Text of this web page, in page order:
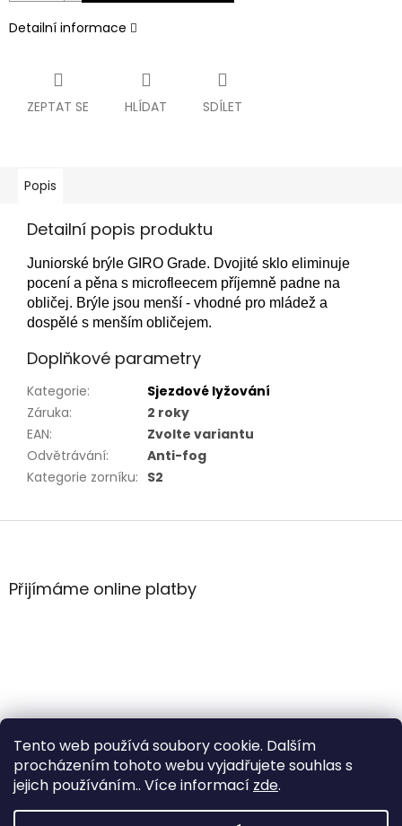
Tento web používá soubory cookie. Dalším
procházením tohoto webu vyjadřujete souhlas s
jejich používáním.. Více informací zde.
Detailní informace
ZEPTAT SE HLÍDAT SDÍLET
Popis
Detailní popis produktu
Juniorské brýle GIRO Grade. Dvojité sklo eliminuje
pocení a pěna s microfleecem příjemně padne na
obličej. Brýle jsou menší - vhodné pro mládež a
dospělé s menším obličejem.
Doplňkové parametry
Kategorie:
Sjezdové lyžování
Záruka:
2 roky
EAN:
Zvolte variantu
Odvětrávání:
Anti-fog
Kategorie zorníku: S2
Z
aPřijímáme online platby
Vytvořil Shoptet